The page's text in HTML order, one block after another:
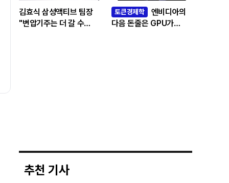
김효식 삼성액티브 팀장
"변압기주는 더 갈 수
토큰경제학
엔비디아의
다음 돈줄은 GPU가
추천 기사